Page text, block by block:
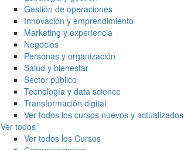
Gestión de operaciones
Innovación y emprendimiento
Marketing y experiencia
Negocios
Personas y organización
Salud y bienestar
Sector público
Tecnología y data science
Transformación digital
Ver todos los cursos nuevos y actualizados
Ver todos
Ver todos los Cursos